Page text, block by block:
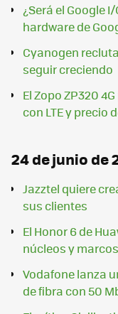
¿Será el Google
hardware de
Cyanogen
seguir creciendo
El Zopo ZP320
con LTE y precio
24 de junio de
Jazztel quiere
sus clientes
El Honor 6 de
núcleos y
Vodafone lanza
de fibra con 50